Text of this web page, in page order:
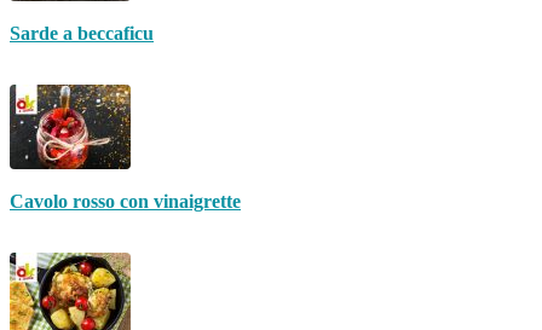
Sarde a beccaficu
Cavolo rosso con vinaigrette